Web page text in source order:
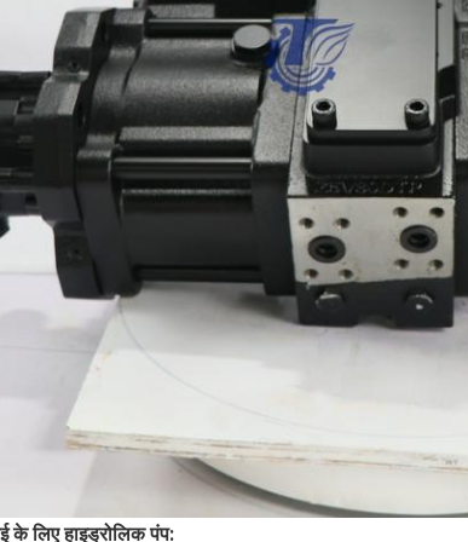
के लिए हाइड्रोलिक पंप: